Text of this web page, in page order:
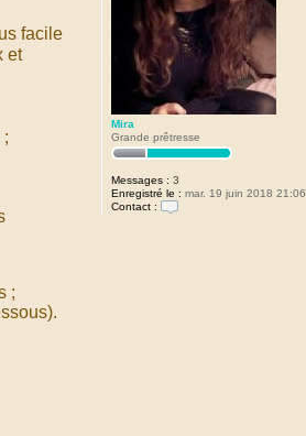
Mira
Grande prêtresse
Messages : 3
Enregistré le : mar. 19 juin 2018 21:06
Contact :
facile
et
;